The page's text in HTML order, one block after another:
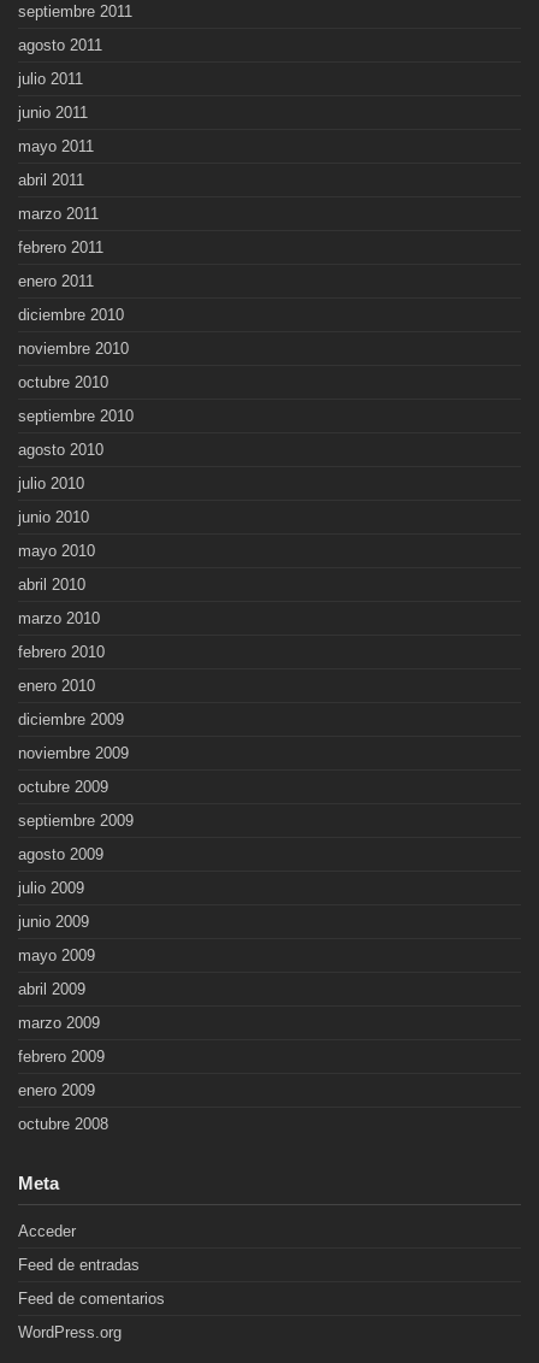
septiembre 2011
agosto 2011
julio 2011
junio 2011
mayo 2011
abril 2011
marzo 2011
febrero 2011
enero 2011
diciembre 2010
noviembre 2010
octubre 2010
septiembre 2010
agosto 2010
julio 2010
junio 2010
mayo 2010
abril 2010
marzo 2010
febrero 2010
enero 2010
diciembre 2009
noviembre 2009
octubre 2009
septiembre 2009
agosto 2009
julio 2009
junio 2009
mayo 2009
abril 2009
marzo 2009
febrero 2009
enero 2009
octubre 2008
Meta
Acceder
Feed de entradas
Feed de comentarios
WordPress.org